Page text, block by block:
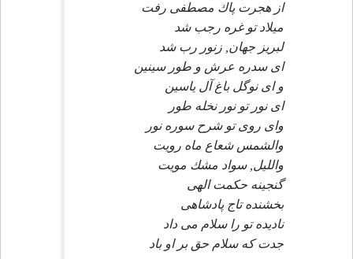
از هجرت پاك مصطفى رفت
ميلاد تو غره رجب شد
لبريز جهان, زنور رب شد
اى سدره عرش و طور سينين
و اى نوگل باغ آل ياسين
اى نور تو نور نخله طور
واى روى تو شرح سوره نور
والشمس شعاع ماه رويت
والليل, سواد مشك مويت
گنجينه حكمت الهى
بخشنده تاج پادشاهى
ناديده تو را سلام مى داد
جدت كه سلام حق بر او باد